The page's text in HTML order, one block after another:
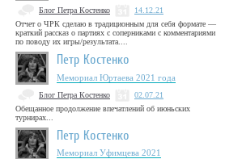
Блог Петра Костенко
14.12.21
Отчет о ЧРК сделаю в традиционным для себя формате —
краткий рассказ о партиях с соперниками с комментариями
по поводу их игры/результата....
Петр Костенко
Мемориал Юртаева 2021 года
Блог Петра Костенко
02.07.21
Обещанное продолжение впечатлений об июньских
турнирах...
Петр Костенко
Мемориал Уфимцева 2021